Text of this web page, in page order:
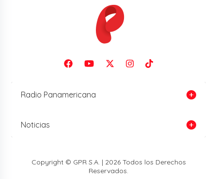
Radio Panamericana
Noticias
Copyright © GPR S.A. | 2026 Todos los Derechos
Reservados.